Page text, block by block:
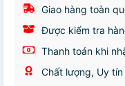
Giao hàng toàn
Được kiểm tra
Thanh toán khi
Chất lượng, Uy tín